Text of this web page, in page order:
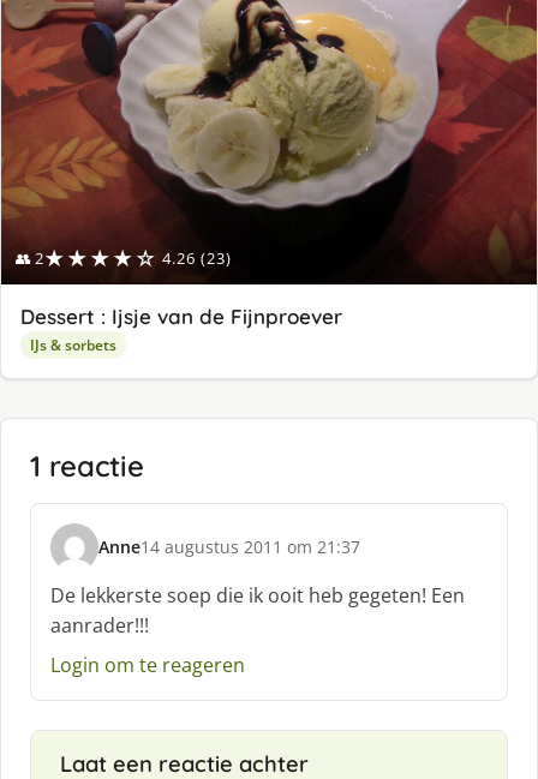
👥 2★★★★☆ 4.26 (23)
Dessert : Ijsje van de Fijnproever
IJs & sorbets
1 reactie
Anne
s
c
h
r
e
:
14 augustus 2011 om 21:37
De lekkerste soep die ik ooit heb gegeten! Een
aanrader!!!
Login om te reageren
Laat een reactie achter